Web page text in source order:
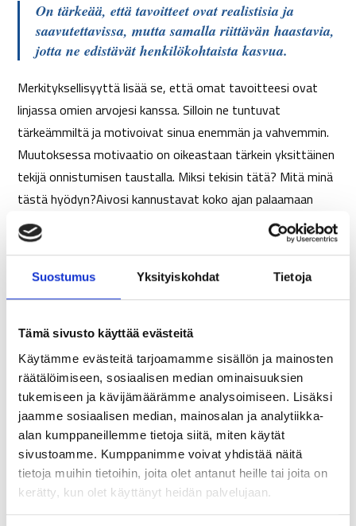
Suostumus Yksityiskohdat Tietoja
Tämä sivusto käyttää evästeitä
Käytämme evästeitä tarjoamamme sisällön ja mainosten
räätälöimiseen, sosiaalisen median ominaisuuksien
tukemiseen ja kävijämäärämme analysoimiseen. Lisäksi
jaamme sosiaalisen median, mainosalan ja analytiikka-
alan kumppaneillemme tietoja siitä, miten käytät
sivustoamme. Kumppanimme voivat yhdistää näitä
tietoja muihin tietoihin, joita olet antanut heille tai joita on
kerätty, kun olet käyttänyt heidän palvelujaan.
On tärkeää, että tavoitteet ovat realistisia ja
saavutettavissa, mutta samalla riittävän haastavia,
jotta ne edistävät henkilökohtaista kasvua.
Merkityksellisyyttä lisää se, että omat tavoitteesi ovat
linjassa omien arvojesi kanssa. Silloin ne tuntuvat
tärkeämmiltä ja motivoivat sinua enemmän ja vahvemmin.
Muutoksessa motivaatio on oikeastaan tärkein yksittäinen
tekijä onnistumisen taustalla. Miksi tekisin tätä? Mitä minä
tästä hyödyn?Aivosi kannustavat koko ajan palaamaan
vanhaan tapaan. Ehkä se on pieni asia, kuten vaikka sohvalla
makaaminen ulkoilun sijaan. Tai koko päivä koneen ääressä
tehtävän työn sijaan. Tai isompi arkeen vaikuttava tekijä,
kriittisesti esimerkiksi parisuhteen ja kommunikaation
parantamiseksi.
Heikkona hetkenä, arjen kiireiden ja stressin
keskellä, voimavarat muutokselle ja tavoitteen
saavuttamiselle voivat olla vähissä.
Muutoksen arkiset teot, uudet tavat, ”unohtuvat”, koska
aivosi eivät pysty käsittelemään suurta kuormaa ja monia
asioita kerrallaan. Siksi ne palaavat